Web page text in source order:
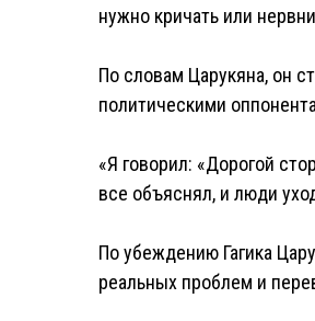
нужно кричать или
По словам Царукяна, он
политическими
«Я говорил: «Дорогой
все объяснял, и люди
По убеждению Гагика
реальных проблем и